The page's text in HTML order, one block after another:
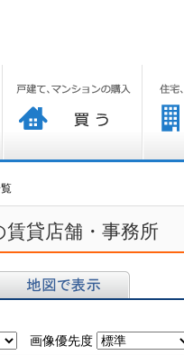
賃貸店舗・事務所
画像優先度